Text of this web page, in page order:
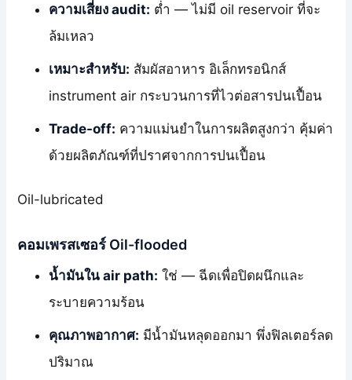
ความเสี่ยง audit: ต่ำ — ไม่มี oil reservoir ที่จะ
ล้มเหลว
เหมาะสำหรับ: สัมผัสอาหาร อิเล็กทรอนิกส์
instrument air กระบวนการที่ไวต่อสารปนเปื้อน
Trade-off: ความแม่นยำในการผลิตสูงกว่า คุ้มค่า
ด้วยผลิตภัณฑ์ที่ปราศจากการปนเปื้อน
Oil-lubricated
คอมเพรสเซอร์ Oil-flooded
น้ำมันใน air path: ใช่ — ฉีดเพื่อปิดผนึกและ
ระบายความร้อน
คุณภาพอากาศ: มีน้ำมันหลุดออกมา พึ่งฟิลเตอร์ลด
ปริมาณ